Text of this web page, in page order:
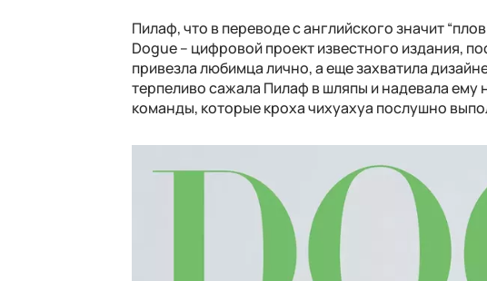
Пилаф, что в переводе с английского значит
Dogue – цифровой проект известного издания,
привезла любимца лично, а еще захватила
терпеливо сажала Пилаф в шляпы и надевала
команды, которые кроха чихуахуа послушно